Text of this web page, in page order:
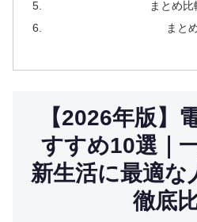
まとめ比
まと
【2026年版】
すすめ10選｜
新生活に最適な
徹底